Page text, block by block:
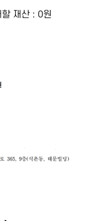
재산 : 0원